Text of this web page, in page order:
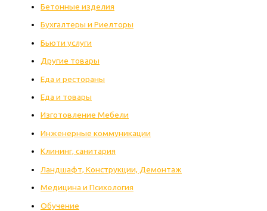
Бетонные изделия
Бухгалтеры и Риелторы
Бьюти услуги
Другие товары
Еда и рестораны
Еда и товары
Изготовление Мебели
Инженерные коммуникации
Клининг, санитария
Ландшафт, Конструкции, Демонтаж
Медицина и Психология
Обучение